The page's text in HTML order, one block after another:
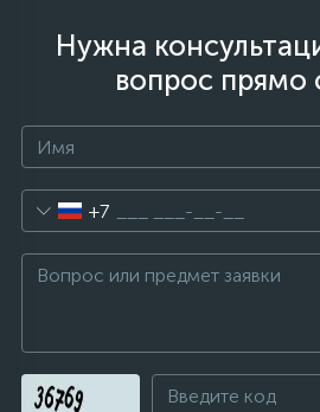
Нужна
вопрос прямо
+7